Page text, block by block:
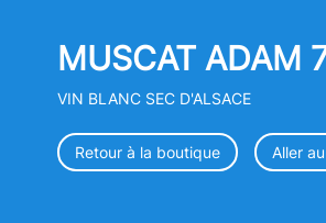
MUSCAT ADAM
VIN BLANC SEC D'ALSACE
Retour à la boutique Aller